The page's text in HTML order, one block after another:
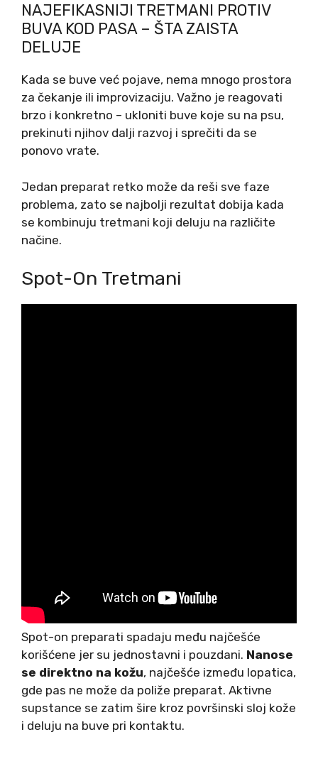
NAJEFIKASNIJI TRETMANI PROTIV
BUVA KOD PASA – ŠTA ZAISTA
DELUJE
Kada se buve već pojave, nema mnogo prostora
za čekanje ili improvizaciju. Važno je reagovati
brzo i konkretno – ukloniti buve koje su na psu,
prekinuti njihov dalji razvoj i sprečiti da se
ponovo vrate.
Jedan preparat retko može da reši sve faze
problema, zato se najbolji rezultat dobija kada
se kombinuju tretmani koji deluju na različite
načine.
Spot-On Tretmani
Spot-on preparati spadaju među najčešće
korišćene jer su jednostavni i pouzdani. Nanose
se direktno na kožu, najčešće između lopatica,
gde pas ne može da poliže preparat. Aktivne
supstance se zatim šire kroz površinski sloj kože
i deluju na buve pri kontaktu.